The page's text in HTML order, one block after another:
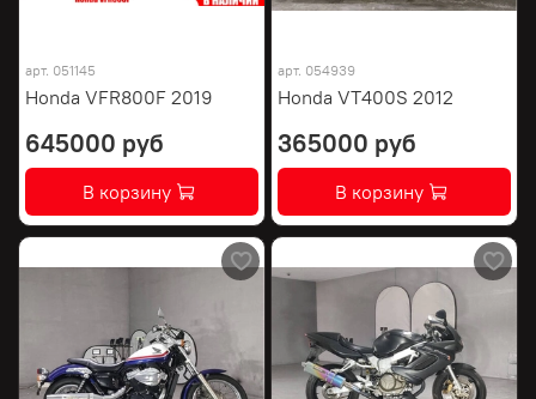
арт. 051145
Honda VFR800F 2019
645000 руб
В корзину
арт. 054939
Honda VT400S 2012
365000 руб
В корзину